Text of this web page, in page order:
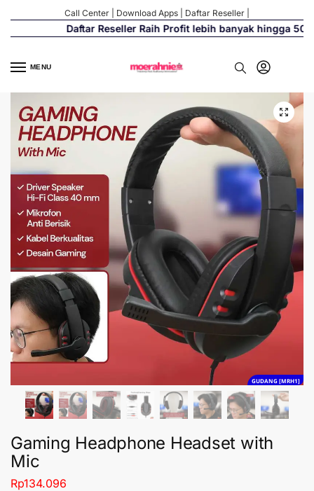
Call Center Download Apps Daftar Reseller
Daftar Reseller Raih Profit lebih banyak hingga 500%
MENU
GUDANG [MRH1]
Gaming Headphone Headset with
Mic
Rp134.096